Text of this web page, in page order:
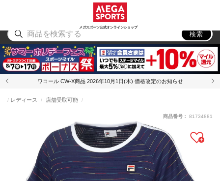
メガスポーツ公式オンラインショップ
アウトドア
検索
ワコール CW-X商品 2026年10月1日(木) 価格改定のお知らせ
レディース 店舗受取可能
商品番号： 81734881